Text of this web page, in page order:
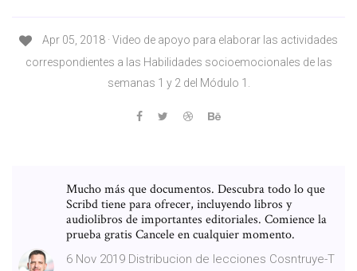
Apr 05, 2018 · Video de apoyo para elaborar las actividades
correspondientes a las Habilidades socioemocionales de las
semanas 1 y 2 del Módulo 1.
Mucho más que documentos. Descubra todo lo que
Scribd tiene para ofrecer, incluyendo libros y
audiolibros de importantes editoriales. Comience la
prueba gratis Cancele en cualquier momento.
6 Nov 2019 Distribucion de lecciones Cosntruye-T